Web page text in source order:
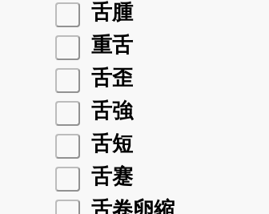
舌腫
重舌
舌歪
舌強
舌短
舌蹇